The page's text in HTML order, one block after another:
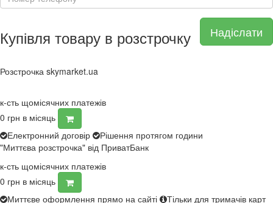
Надіслати
Купівля товару в розстрочку
Розстрочка skymarket.ua
к-сть щомісячних платежів
0 грн в місяць
Електронний договір
Рішення протягом години
"Миттєва розстрочка" від ПриватБанк
к-сть щомісячних платежів
0 грн в місяць
Миттєве оформлення прямо на сайті
Тільки для тримачів карт